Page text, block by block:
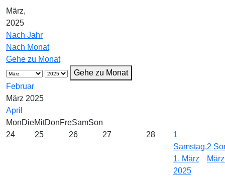
März,
2025
Nach Jahr
Nach Monat
Gehe zu Monat
Gehe zu Monat
Februar
März 2025
April
MonDieMitDonFreSamSon
24
25 26 27 28
1
Samstag,
1. März
2025
2